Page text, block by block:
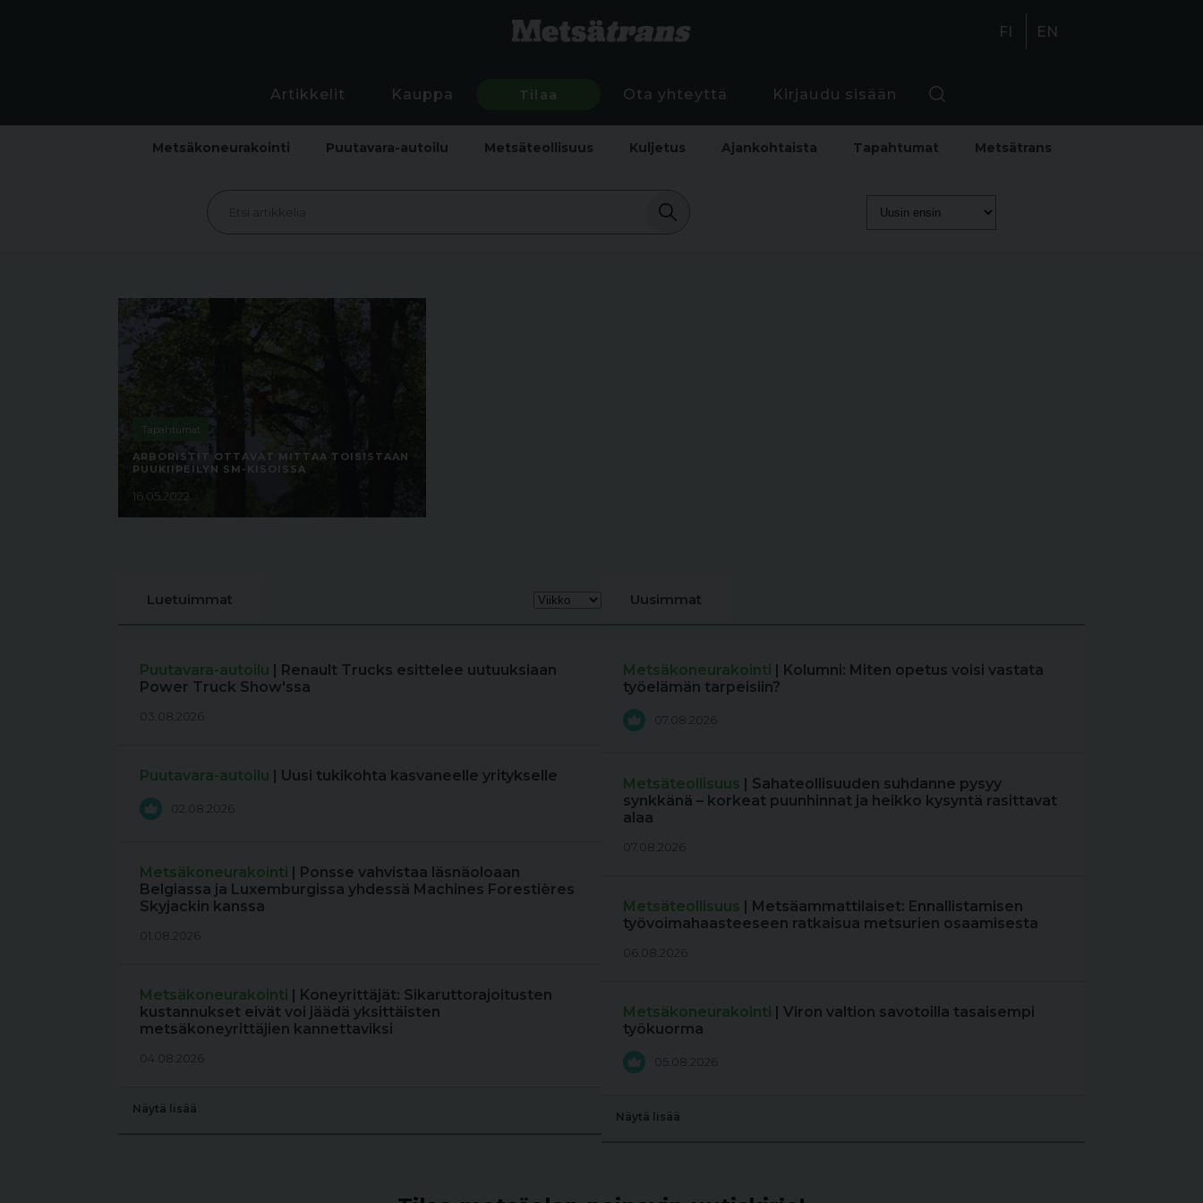
FI EN
Artikkelit Kauppa Tilaa Ota yhteyttä Kirjaudu sisään
Metsäkoneurakointi Puutavara-autoilu Metsäteollisuus Kuljetus Ajankohtaista Tapahtumat Metsätrans
Tapahtumat
ARBORISTIT OTTAVAT MITTAA TOISISTAAN
PUUKIIPEILYN SM-KISOISSA
16.05.2022
Luetuimmat
Puutavara-autoilu | Renault Trucks esittelee uutuuksiaan
Power Truck Show'ssa
03.08.2026
Puutavara-autoilu | Uusi tukikohta kasvaneelle yritykselle
02.08.2026
Metsäkoneurakointi | Ponsse vahvistaa läsnäoloaan
Belgiassa ja Luxemburgissa yhdessä Machines Forestières
Skyjackin kanssa
01.08.2026
Metsäkoneurakointi | Koneyrittäjät: Sikaruttorajoitusten
kustannukset eivät voi jäädä yksittäisten
metsäkoneyrittäjien kannettaviksi
04.08.2026
Näytä lisää
Uusimmat
Metsäkoneurakointi | Kolumni: Miten opetus voisi vastata
työelämän tarpeisiin?
07.08.2026
Metsäteollisuus | Sahateollisuuden suhdanne pysyy
synkkänä – korkeat puunhinnat ja heikko kysyntä rasittavat
alaa
07.08.2026
Metsäteollisuus | Metsäammattilaiset: Ennallistamisen
työvoimahaasteeseen ratkaisua metsurien osaamisesta
06.08.2026
Metsäkoneurakointi | Viron valtion savotoilla tasaisempi
työkuorma
05.08.2026
Näytä lisää